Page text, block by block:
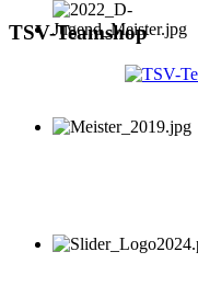
TSV-Teamshop